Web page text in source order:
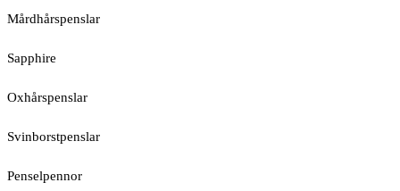
Mårdhårspenslar
Sapphire
Oxhårspenslar
Svinborstpenslar
Penselpennor